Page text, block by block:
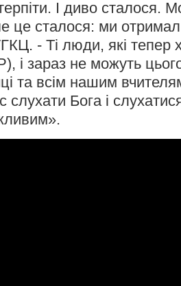
І диво сталося.
це сталося: ми
- Ті люди, які тепер
і зараз не можуть
та всім нашим
Бога і